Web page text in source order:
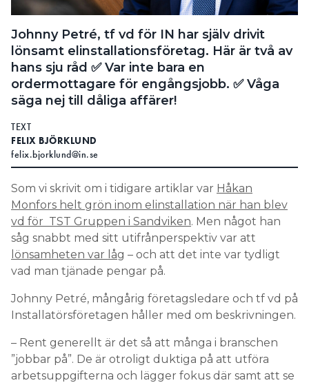
SEARCH
Johnny Petré, tf vd för IN har själv drivit
lönsamt elinstallationsföretag. Här är två av
hans sju råd ✅ Var inte bara en
ordermottagare för engångsjobb. ✅ Våga
säga nej till dåliga affärer!
TEXT
FELIX BJÖRKLUND
felix.bjorklund@in.se
Som vi skrivit om i tidigare artiklar var Håkan
Monfors helt grön inom elinstallation när han blev
vd för TST Gruppen i Sandviken. Men något han
såg snabbt med sitt utifrånperspektiv var att
lönsamheten var låg – och att det inte var tydligt
vad man tjänade pengar på.
Johnny Petré, mångårig företagsledare och tf vd på
Installatörsföretagen håller med om beskrivningen.
– Rent generellt är det så att många i branschen
”jobbar på”. De är otroligt duktiga på att utföra
arbetsuppgifterna och lägger fokus där samt att se